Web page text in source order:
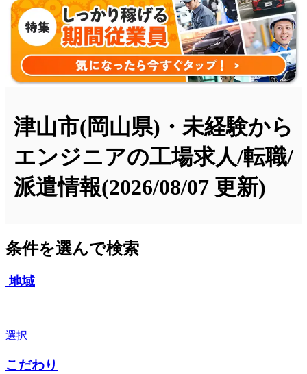
津山市(岡山県)・未経験から
エンジニアの工場求人/転職/
派遣情報(2026/08/07 更新)
条件を選んで検索
地域
選択
こだわり